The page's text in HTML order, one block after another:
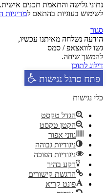
נתוני גלישה והתאמת תכנים
לשימוש בעוגיות בהתאם למדיניות
סגור
הודעה נשלחה מאיתנו עכשיו,
גשו לוואצאפ / סמס
להמשך שיחה.
דילוג לתוכן
פתח סרגל נגישות
כלי נגישות
הגדל טקסט
הקטן טקסט
גווני אפור
ניגודיות גבוהה
ניגודיות הפוכה
רקע בהיר
הדגשת קישורים
פונט קריא